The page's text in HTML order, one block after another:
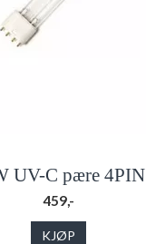
UV-C pære 4PIN
459,-
KJØP